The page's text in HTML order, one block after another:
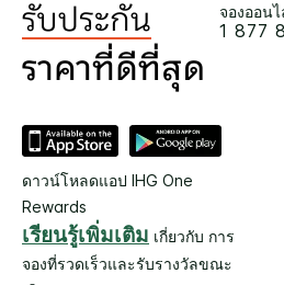
จองออน
1 877
ดาวน์โหลดแอป IHG One
Rewards
เรียนรู้เพิ่มเติม เกี่ยวกับ การ
จองที่รวดเร็วและรับรางวัลขณะ